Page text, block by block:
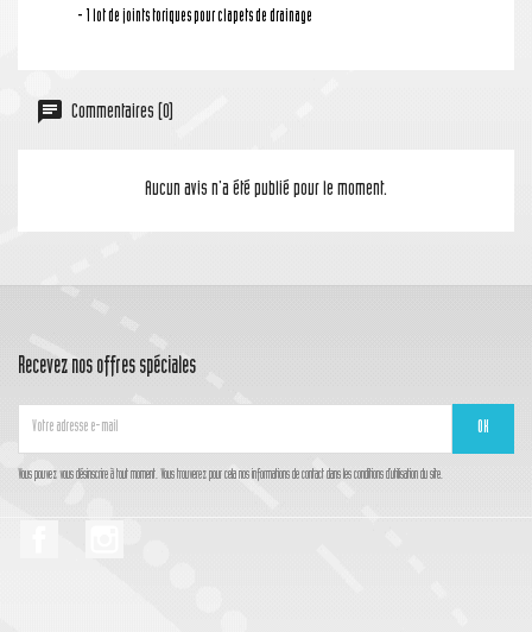
- 1 lot de joints toriques pour clapets de drainage
Commentaires (0)
Aucun avis n'a été publié pour le moment.
Recevez nos offres spéciales
Vous pouvez vous désinscrire à tout moment. Vous trouverez pour cela nos informations de contact dans les conditions d'utilisation du site.